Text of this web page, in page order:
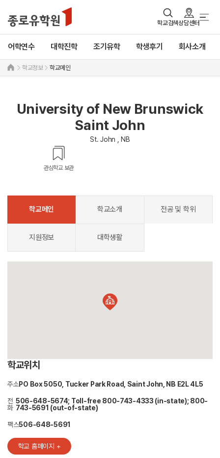
학교검색상담센터
어학연수 대학진학 조기유학 학생후기 회사소개
학교정보 학교메인
University of New Brunswick
Saint John
St. John , NB
관심학교 보관
학교메인 학교소개 전공 및 학위
지원정보 대학생활
학교위치
주소PO Box 5050, Tucker Park Road, Saint John, NB E2L 4L5
전
화
506-648-5674; Toll-free 800-743-4333 (in-state); 800-
743-5691 (out-of-state)
팩스506-648-5691
학교 홈페이지 +